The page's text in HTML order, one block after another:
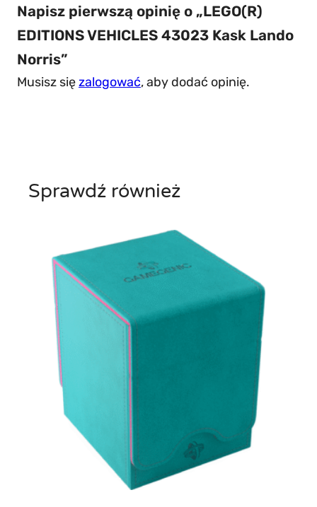
Napisz pierwszą opinię o „LEGO(R)
EDITIONS VEHICLES 43023 Kask Lando
Norris”
Musisz sięzalogować, aby dodać opinię.
Sprawdź również